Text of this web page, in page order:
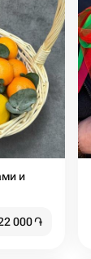
и
000֏